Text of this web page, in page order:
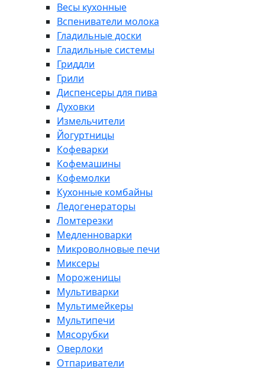
Весы кухонные
Вспениватели молока
Гладильные доски
Гладильные системы
Гриддли
Грили
Диспенсеры для пива
Духовки
Измельчители
Йогуртницы
Кофеварки
Кофемашины
Кофемолки
Кухонные комбайны
Ледогенераторы
Ломтерезки
Медленноварки
Микроволновые печи
Миксеры
Мороженицы
Мультиварки
Мультимейкеры
Мультипечи
Мясорубки
Оверлоки
Отпариватели